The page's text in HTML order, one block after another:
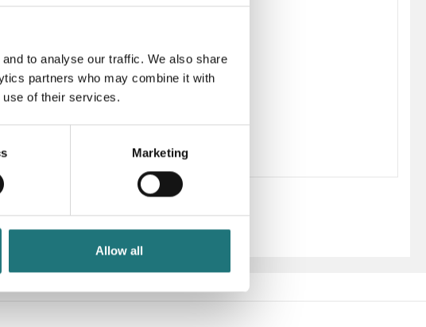
to analyse our traffic. We also share
partners who may combine it with
use of their services.
Marketing
Allow all
125364